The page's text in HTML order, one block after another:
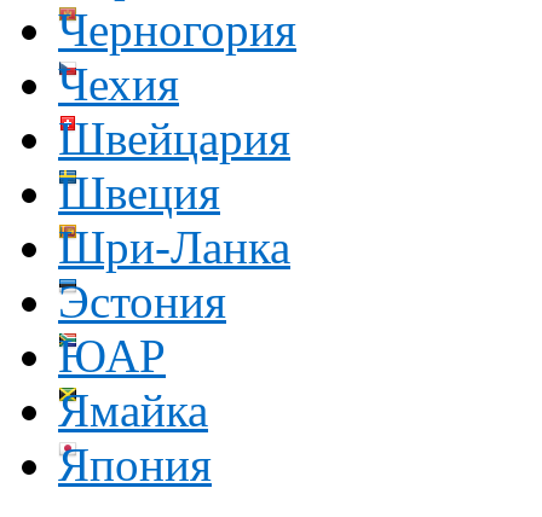
Черногория
Чехия
Швейцария
Швеция
Шри-Ланка
Эстония
ЮАР
Ямайка
Япония